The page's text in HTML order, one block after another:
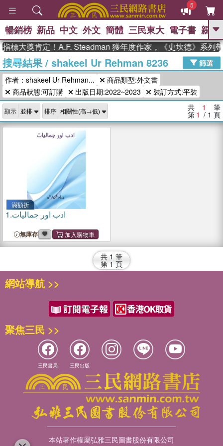
5
GO
熱搜： 東野圭吾 、 The Odyssey 、
父親節 、 如果歷史是一群喵 、 暑期
推薦 、 國際布克獎 臺灣漫遊錄
念華 、 台灣的李登輝時代 、 數學女
孩：黎曼猜想 、 偉大的迷走神經
暢銷榜 新品 中文 外文 簡體 三民東大 電子書 親子
標大獎肯定！A.F. Steadman 獲年度作家，《史坎德》系列
搜尋結果/ shakeel Ur Rehman 8236
篩選
作者：shakeel Ur Rehman...
商品類型:外文書
商品狀態:可訂購
出版日期:2022~2023 裝訂方式:平裝
顯示 排序 共 1 筆
第 1 / 1 頁
滿額折
1.ادب اور جمالیات
無庫存
共 1 筆
第 1 頁
網站導航 >>
聚焦三民 >>
三民書局 三民出版
本站著作權屬弘雅三民圖書股份有限公司